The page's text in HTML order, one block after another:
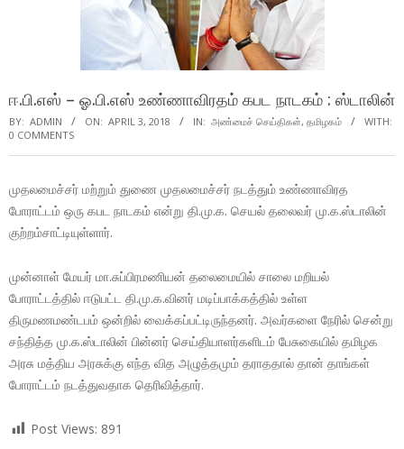
ஈ.பி.எஸ் – ஓ.பி.எஸ் உண்ணாவிரதம் கபட நாடகம் : ஸ்டாலின்
BY: ADMIN ON: APRIL 3, 2018 IN: அண்மைச் செய்திகள், தமிழகம்
WITH:
0 COMMENTS
முதலமைச்சர் மற்றும் துணை முதலமைச்சர் நடத்தும் உண்ணாவிரத
போராட்டம் ஒரு கபட நாடகம் என்று தி.மு.க. செயல் தலைவர் மு.க.ஸ்டாலின்
குற்றம்சாட்டியுள்ளார்.
முன்னாள் மேயர் மா.சுப்பிரமணியன் தலைமையில் சாலை மறியல்
போராட்டத்தில் ஈடுபட்ட தி.மு.க.வினர் மடிப்பாக்கத்தில் உள்ள
திருமணமண்டபம் ஒன்றில் வைக்கப்பட்டிருந்தனர். அவர்களை நேரில் சென்று
சந்தித்த மு.க.ஸ்டாலின் பின்னர் செய்தியாளர்களிடம் பேசுகையில் தமிழக
அரசு மத்திய அரசுக்கு எந்த வித அழுத்தமும் தராததால் தான் தாங்கள்
போராட்டம் நடத்துவதாக தெரிவித்தார்.
Post Views: 891